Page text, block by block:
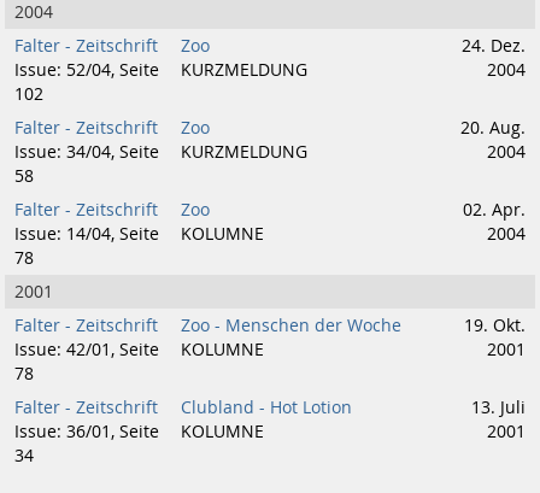
2004
Falter - Zeitschrift
Issue: 52/04, Seite
102
Zoo
KURZMELDUNG
24. Dez.
2004
Falter - Zeitschrift
Issue: 34/04, Seite
58
Zoo
KURZMELDUNG
20. Aug.
2004
Falter - Zeitschrift
Issue: 14/04, Seite
78
Zoo
KOLUMNE
02. Apr.
2004
2001
Falter - Zeitschrift
Issue: 42/01, Seite
78
Zoo - Menschen der Woche
KOLUMNE
19. Okt.
2001
Falter - Zeitschrift
Issue: 36/01, Seite
34
Clubland - Hot Lotion
KOLUMNE
13. Juli
2001